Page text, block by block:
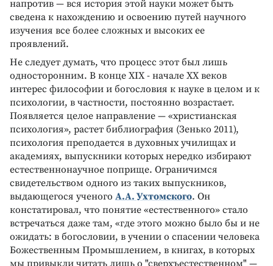
напротив — вся история этой науки может быть
сведена к нахождению и освоению путей научного
изучения все более сложных и высоких ее
проявлений.
Не следует думать, что процесс этот был лишь
односторонним. В конце XIX - начале XX веков
интерес философии и богословия к науке в целом и к
психологии, в частности, постоянно возрастает.
Появляется целое направление — «христианская
психология», растет библиография (Зенько 2011),
психология преподается в духовных училищах и
академиях, выпускники которых нередко избирают
естественнонаучное поприще. Ограничимся
свидетельством одного из таких выпускников,
выдающегося ученого А.А. Ухтомского. Он
констатировал, что понятие «естественного» стало
встречаться даже там, «где этого можно было бы и не
ожидать: в богословии, в учении о спасении человека
Божественным Промышлением, в книгах, в которых
мы привыкли читать лишь о "сверхъестественном" —